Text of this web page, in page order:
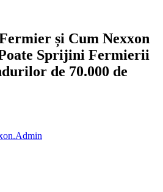
și Cum Nexxon
Sprijini Fermierii
de 70.000 de